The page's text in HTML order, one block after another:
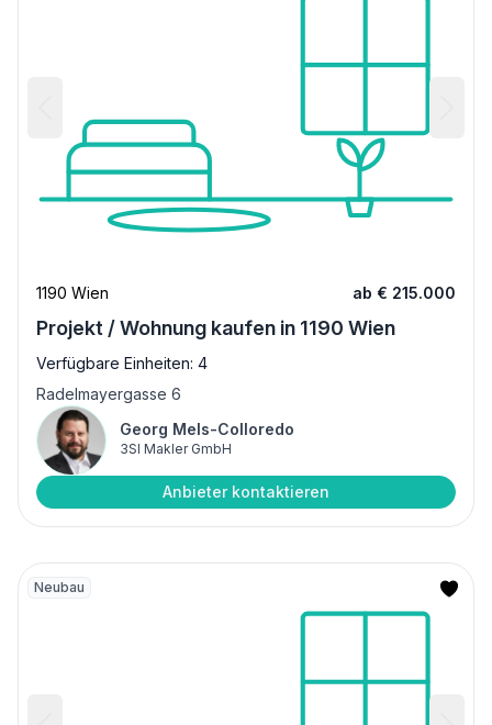
1190 Wien ab € 215.000
Projekt / Wohnung kaufen in 1190 Wien
Verfügbare Einheiten: 4
Radelmayergasse 6
Georg Mels-Colloredo
3SI Makler GmbH
Anbieter kontaktieren
Neubau